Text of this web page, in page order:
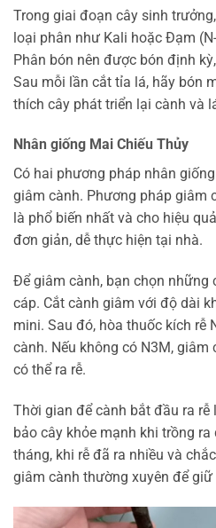
Trong giai đoạn cây sinh
loại phân như Kali hoặc Đạm
Phân bón nên được bón định
Sau mỗi lần cắt tỉa lá, hãy bón
thích cây phát triển lại cành và
Nhân giống Mai Chiếu Thủy
Có hai phương pháp nhân
giâm cành. Phương pháp giâm
là phổ biến nhất và cho hiệu
đơn giản, dễ thực hiện tại nhà.
Để giâm cành, bạn chọn những
cáp. Cắt cành giâm với độ dài
mini. Sau đó, hòa thuốc kích rễ
cành. Nếu không có N3M,
có thể ra rễ.
Thời gian để cành bắt đầu ra
bảo cây khỏe mạnh khi trồng
tháng, khi rễ đã ra nhiều và
giâm cành thường xuyên để